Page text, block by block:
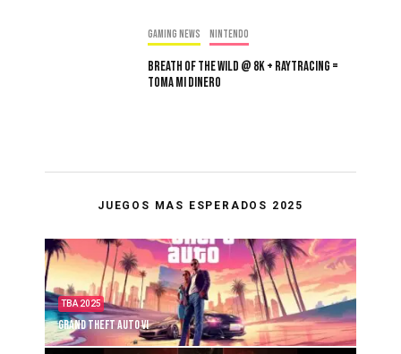
Gaming news Nintendo
Breath of the Wild @ 8K + Raytracing =
Toma Mi Dinero
JUEGOS MAS ESPERADOS 2025
TBA 2025
Grand Theft Auto VI